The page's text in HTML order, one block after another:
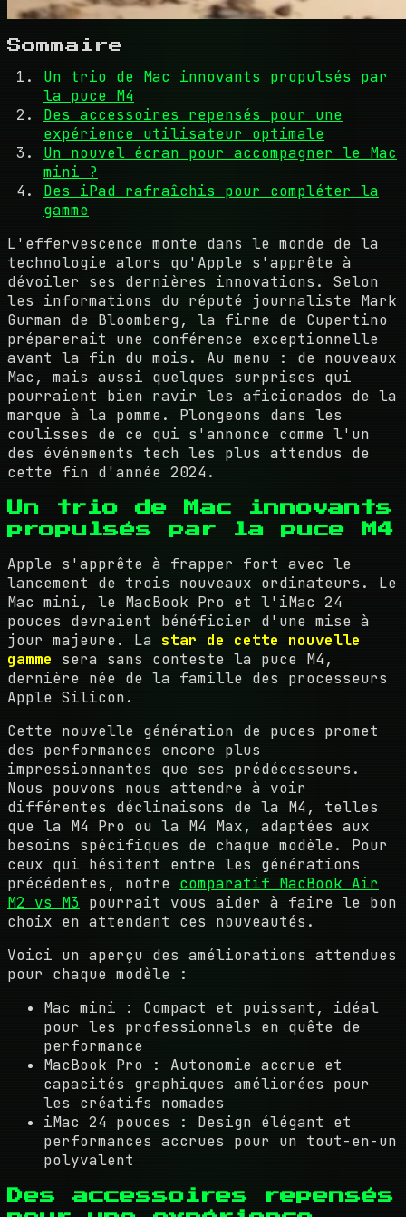
Sommaire
Un trio de Mac innovants propulsés par
la puce M4
Des accessoires repensés pour une
expérience utilisateur optimale
Un nouvel écran pour accompagner le Mac
mini ?
Des iPad rafraîchis pour compléter la
gamme
L'effervescence monte dans le monde de la
technologie alors qu'Apple s'apprête à
dévoiler ses dernières innovations. Selon
les informations du réputé journaliste Mark
Gurman de Bloomberg, la firme de Cupertino
préparerait une conférence exceptionnelle
avant la fin du mois. Au menu : de nouveaux
Mac, mais aussi quelques surprises qui
pourraient bien ravir les aficionados de la
marque à la pomme. Plongeons dans les
coulisses de ce qui s'annonce comme l'un
des événements tech les plus attendus de
cette fin d'année 2024.
Un trio de Mac innovants
propulsés par la puce M4
Apple s'apprête à frapper fort avec le
lancement de trois nouveaux ordinateurs. Le
Mac mini, le MacBook Pro et l'iMac 24
pouces devraient bénéficier d'une mise à
jour majeure. La star de cette nouvelle
gamme sera sans conteste la puce M4,
dernière née de la famille des processeurs
Apple Silicon.
Cette nouvelle génération de puces promet
des performances encore plus
impressionnantes que ses prédécesseurs.
Nous pouvons nous attendre à voir
différentes déclinaisons de la M4, telles
que la M4 Pro ou la M4 Max, adaptées aux
besoins spécifiques de chaque modèle. Pour
ceux qui hésitent entre les générations
précédentes, notre comparatif MacBook Air
M2 vs M3 pourrait vous aider à faire le bon
choix en attendant ces nouveautés.
Voici un aperçu des améliorations attendues
pour chaque modèle :
Mac mini : Compact et puissant, idéal
pour les professionnels en quête de
performance
MacBook Pro : Autonomie accrue et
capacités graphiques améliorées pour
les créatifs nomades
iMac 24 pouces : Design élégant et
performances accrues pour un tout-en-un
polyvalent
Des accessoires repensés